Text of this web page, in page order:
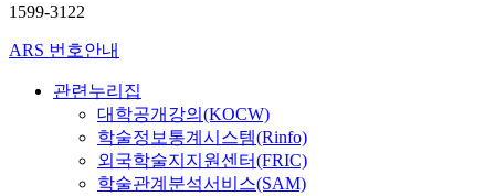
1599-3122
ARS 번호안내
관련누리집
대학공개강의(KOCW)
학술정보통계시스템(Rinfo)
외국학술지지원센터(FRIC)
학술관계분석서비스(SAM)